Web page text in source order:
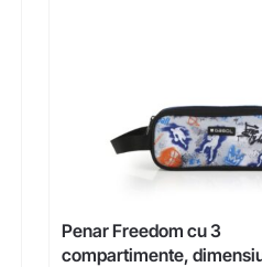
Penar Freedom cu 3
compartimente,